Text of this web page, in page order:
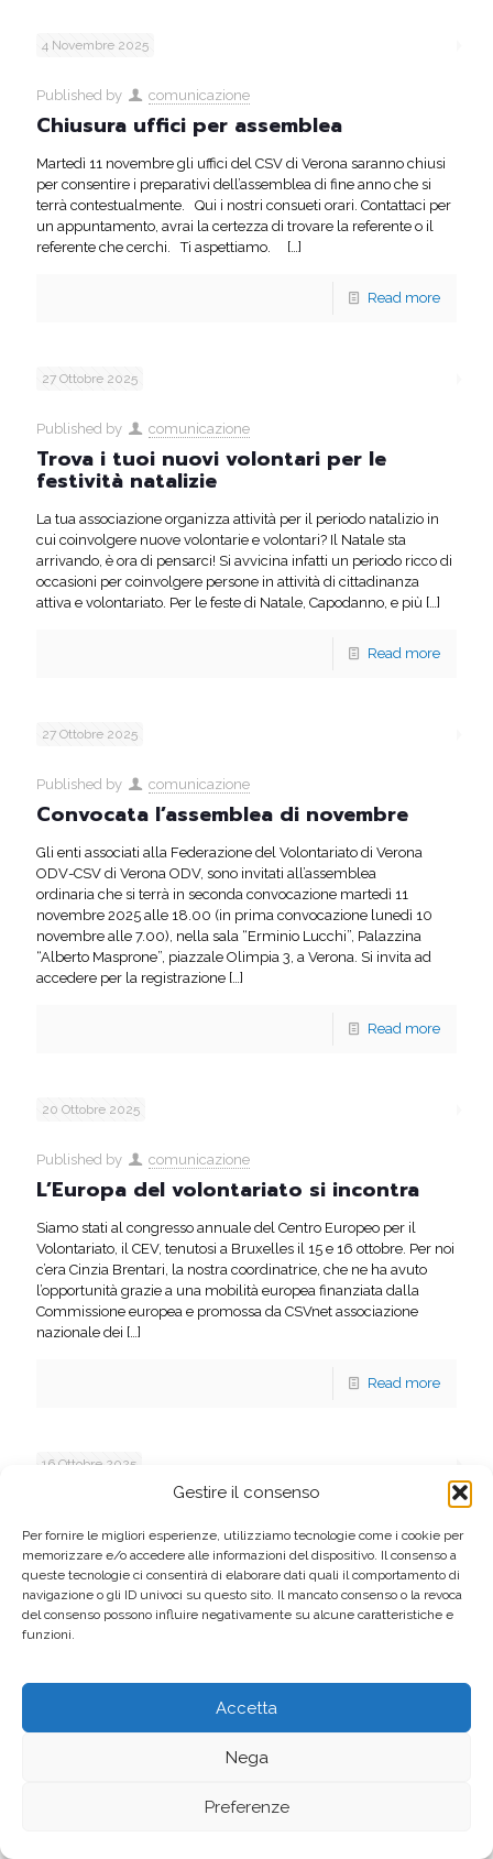
Gestire il consenso
Per fornire le migliori esperienze, utilizziamo tecnologie come i cookie per
memorizzare e/o accedere alle informazioni del dispositivo. Il consenso a
queste tecnologie ci consentirà di elaborare dati quali il comportamento di
navigazione o gli ID univoci su questo sito. Il mancato consenso o la revoca
del consenso possono influire negativamente su alcune caratteristiche e
funzioni.
Accetta
Nega
Preferenze
4 Novembre 2025
Published by comunicazione
Chiusura uffici per assemblea
Martedì 11 novembre gli uffici del CSV di Verona saranno chiusi
per consentire i preparativi dell’assemblea di fine anno che si
terrà contestualmente. Qui i nostri consueti orari. Contattaci per
un appuntamento, avrai la certezza di trovare la referente o il
referente che cerchi. Ti aspettiamo.
[…]
Read more
27 Ottobre 2025
Published by comunicazione
Trova i tuoi nuovi volontari per le
festività natalizie
La tua associazione organizza attività per il periodo natalizio in
cui coinvolgere nuove volontarie e volontari? Il Natale sta
arrivando, è ora di pensarci! Si avvicina infatti un periodo ricco di
occasioni per coinvolgere persone in attività di cittadinanza
attiva e volontariato. Per le feste di Natale, Capodanno, e più […]
Read more
27 Ottobre 2025
Published by comunicazione
Convocata l’assemblea di novembre
Gli enti associati alla Federazione del Volontariato di Verona
ODV-CSV di Verona ODV, sono invitati all’assemblea
ordinaria che si terrà in seconda convocazione martedì 11
novembre 2025 alle 18.00 (in prima convocazione lunedì 10
novembre alle 7.00), nella sala “Erminio Lucchi”, Palazzina
“Alberto Masprone”, piazzale Olimpia 3, a Verona. Si invita ad
accedere per la registrazione […]
Read more
20 Ottobre 2025
Published by comunicazione
L’Europa del volontariato si incontra
Siamo stati al congresso annuale del Centro Europeo per il
Volontariato, il CEV, tenutosi a Bruxelles il 15 e 16 ottobre. Per noi
c’era Cinzia Brentari, la nostra coordinatrice, che ne ha avuto
l’opportunità grazie a una mobilità europea finanziata dalla
Commissione europea e promossa da CSVnet associazione
nazionale dei […]
Read more
16 Ottobre 2025
“Semi di bene”, esiti 2025 e nuova fase
crowdfunding
Siamo felici di annunciare i vincitori dell’edizione 2025 di “Semi
di bene”, l’iniziativa promossa da CSV Verona e CSV Padova e
Associazione Di Verona – ODV)[…]